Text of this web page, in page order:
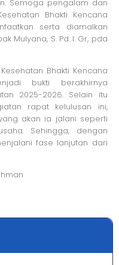
Semoga pengalam dan
Bhakti Kencana
serta diamalkan
Mulyana, S. Pd. I. Gr, pda
Bhakti Kencana
bukti berakhirnya
2025-2026. Selain itu
rapat kelulusan ini,
akan ia jalani seperti
Sehingga, dengan
fase lanjutan dari